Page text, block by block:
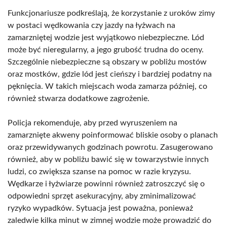
Funkcjonariusze podkreślają, że korzystanie z uroków zimy
w postaci wędkowania czy jazdy na łyżwach na
zamarzniętej wodzie jest wyjątkowo niebezpieczne. Lód
może być nieregularny, a jego grubość trudna do oceny.
Szczególnie niebezpieczne są obszary w pobliżu mostów
oraz mostków, gdzie lód jest cieńszy i bardziej podatny na
pęknięcia. W takich miejscach woda zamarza później, co
również stwarza dodatkowe zagrożenie.
Policja rekomenduje, aby przed wyruszeniem na
zamarznięte akweny poinformować bliskie osoby o planach
oraz przewidywanych godzinach powrotu. Zasugerowano
również, aby w pobliżu bawić się w towarzystwie innych
ludzi, co zwiększa szanse na pomoc w razie kryzysu.
Wędkarze i łyżwiarze powinni również zatroszczyć się o
odpowiedni sprzęt asekuracyjny, aby zminimalizować
ryzyko wypadków. Sytuacja jest poważna, ponieważ
zaledwie kilka minut w zimnej wodzie może prowadzić do